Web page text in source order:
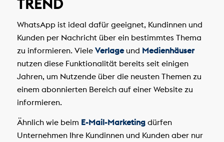
TREND
WhatsApp ist ideal dafür geeignet, Kundinnen und
Kunden per Nachricht über ein bestimmtes Thema
zu informieren. Viele Verlageund Medienhäuser
nutzen diese Funktionalität bereits seit einigen
Jahren, um Nutzende über die neusten Themen zu
einem abonnierten Bereich auf einer Website zu
informieren.
Ähnlich wie beim E-Mail-Marketingdürfen
Unternehmen Ihre Kundinnen und Kunden aber nur